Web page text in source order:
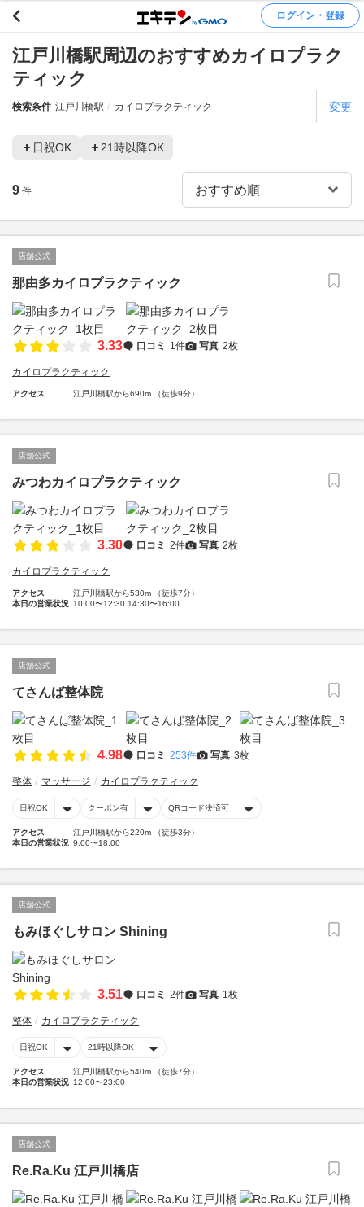
ログイン・登録
江戸川橋駅周辺のおすすめカイロプラク
ティック
検索条件 江戸川橋駅 カイロプラクティック 変更
日祝OK 21時以降OK
9 件
店舗公式
那由多カイロプラクティック
3.33 口コミ 1件 写真 2枚
カイロプラクティック
アクセス 江戸川橋駅から690m （徒歩9分）
店舗公式
みつわカイロプラクティック
3.30 口コミ 2件 写真 2枚
カイロプラクティック
アクセス
江戸川橋駅から530m （徒歩7分）
本日の営業状況 10:00〜12:30 14:30〜16:00
店舗公式
てさんば整体院
4.98 口コミ 253件 写真 3枚
整体 マッサージ カイロプラクティック
日祝OK クーポン有 QRコード決済可
アクセス
江戸川橋駅から220m （徒歩3分）
本日の営業状況 9:00〜18:00
店舗公式
もみほぐしサロン Shining
3.51 口コミ 2件 写真 1枚
整体 カイロプラクティック
日祝OK 21時以降OK
アクセス
江戸川橋駅から540m （徒歩7分）
本日の営業状況 12:00〜23:00
店舗公式
Re.Ra.Ku 江戸川橋店